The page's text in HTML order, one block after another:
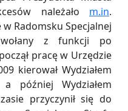
należało m.in.
Radomsku Specjalnej
z funkcji po
pracę w Urzędzie
kierował Wydziałem
później Wydziałem
przyczynił się do